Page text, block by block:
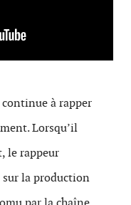
continue à rapper
Lorsqu’il
le rappeur
la production